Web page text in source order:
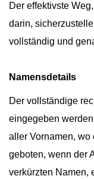
Der effektivste
darin,
vollständig und
Namensdetails
Der vollständige
eingegeben
aller Vornamen, wo
geboten, wenn der
verkürzten Namen,